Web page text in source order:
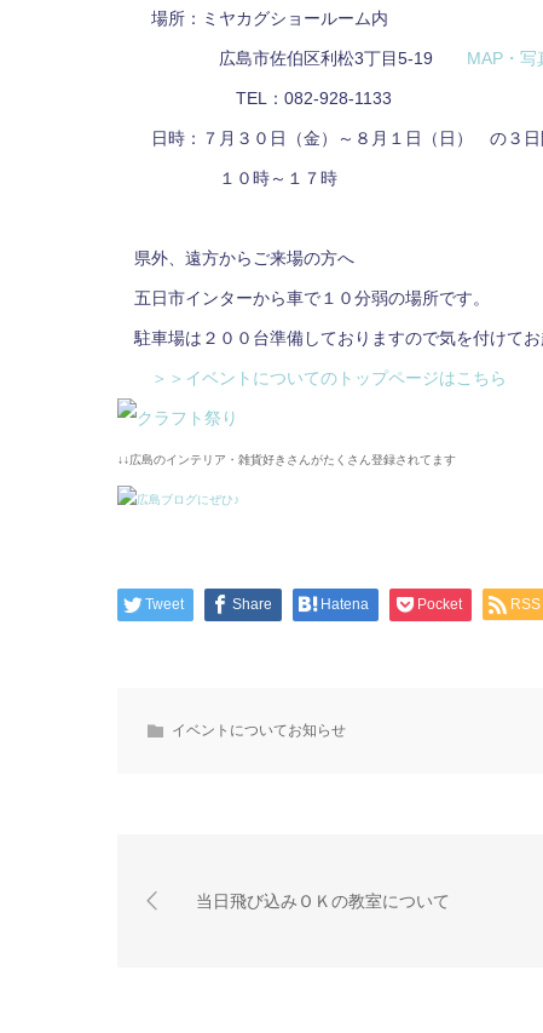
場所：ミヤカグショールーム内
広島市佐伯区利松3丁目5-19 MAP・写
TEL：082-928-1133
日時：７月３０日（金）～８月１日（日） の３日
１０時～１７時
県外、遠方からご来場の方へ
五日市インターから車で１０分弱の場所です。
駐車場は２００台準備しておりますので気を付けてお
＞＞イベントについてのトップページはこちら
↓↓広島のインテリア・雑貨好きさんがたくさん登録されてます
Tweet Share Hatena Pocket RSS
イベントについてお知らせ
当日飛び込みＯＫの教室について